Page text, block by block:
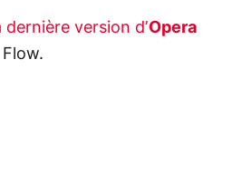
dernière version d’Opera